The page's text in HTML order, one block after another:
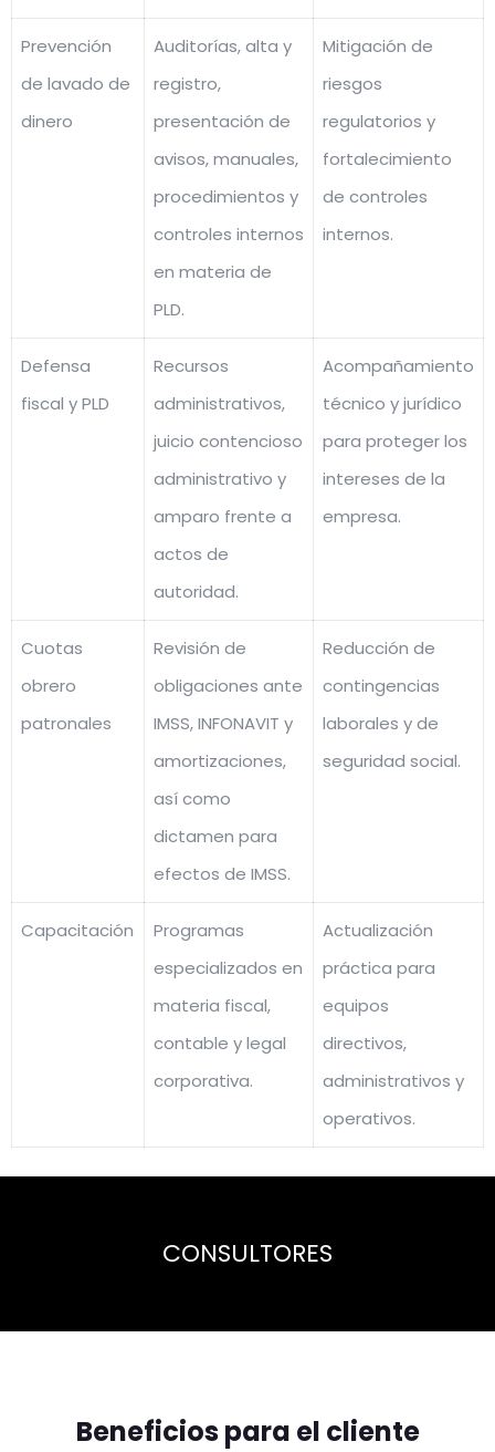
Prevención
de lavado de
dinero
Auditorías, alta y
registro,
presentación de
avisos, manuales,
procedimientos y
controles internos
en materia de
PLD.
Mitigación de
riesgos
regulatorios y
fortalecimiento
de controles
internos.
Defensa
fiscal y PLD
Recursos
administrativos,
juicio contencioso
administrativo y
amparo frente a
actos de
autoridad.
Acompañamiento
técnico y jurídico
para proteger los
intereses de la
empresa.
Cuotas
obrero
patronales
Revisión de
obligaciones ante
IMSS, INFONAVIT y
amortizaciones,
así como
dictamen para
efectos de IMSS.
Reducción de
contingencias
laborales y de
seguridad social.
Capacitación
Programas
especializados en
materia fiscal,
contable y legal
corporativa.
Actualización
práctica para
equipos
directivos,
administrativos y
operativos.
CONSULTORES
Beneficios para el cliente